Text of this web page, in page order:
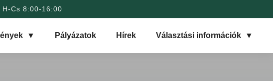
Cs 8:00-16:00
▼ Pályázatok Hírek Választási információk ▼